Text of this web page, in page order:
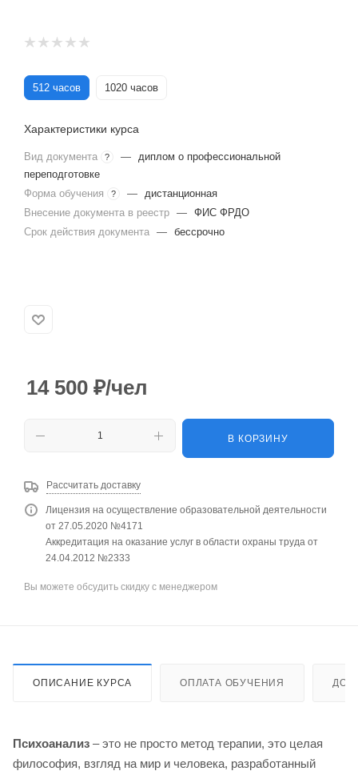
512 часов 1020 часов
Характеристики курса
Вид документа ? —
диплом о профессиональной
переподготовке
Форма обучения
? —
дистанционная
Внесение документа в реестр — ФИС ФРДО
Срок действия документа — бессрочно
14 500 ₽/чел
В КОРЗИНУ
Рассчитать доставку
Лицензия на осуществление образовательной деятельности
от 27.05.2020 №4171
Аккредитация на оказание услуг в области охраны труда от
24.04.2012 №2333
Вы можете обсудить скидку с менеджером
ОПИСАНИЕ КУРСА ОПЛАТА ОБУЧЕНИЯ
Психоанализ – это не просто метод терапии, это целая
философия, взгляд на мир и человека, разработанный